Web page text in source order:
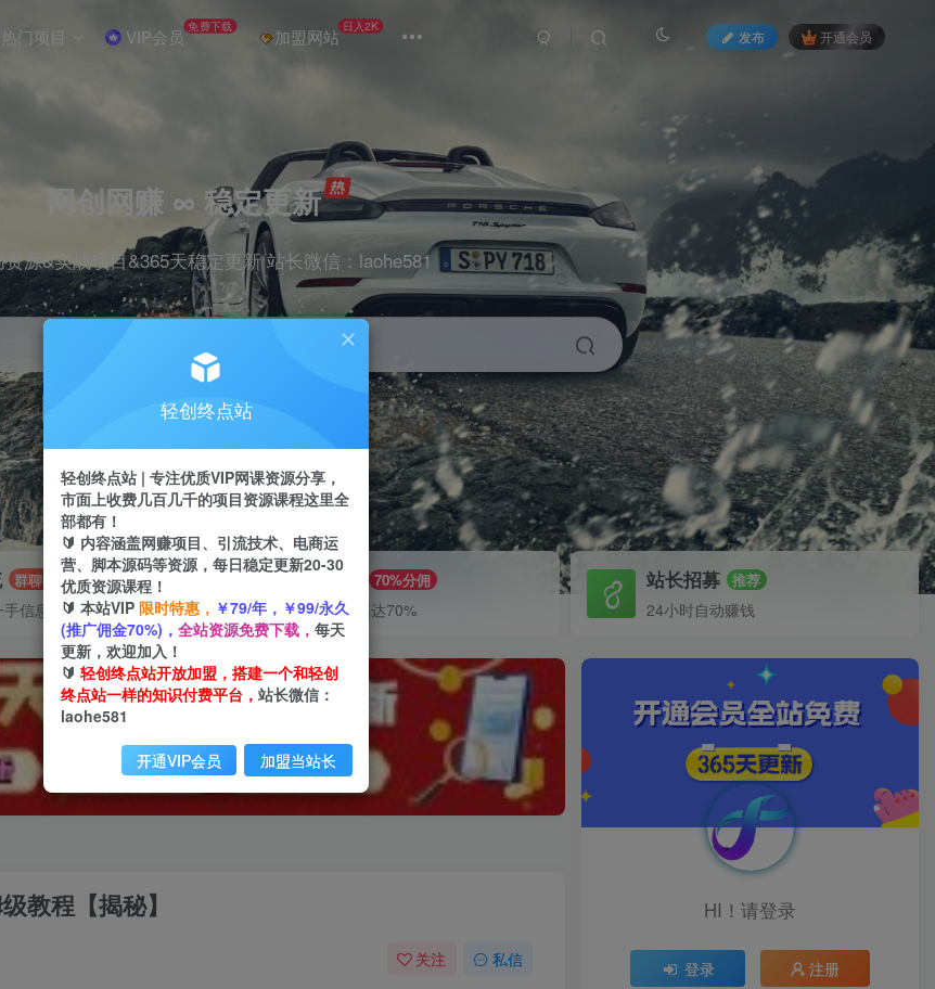
门项目 VIP会员 免费下载 加盟网站 日入2K
发布 开通会员
网创网赚 ∞ 稳定更新
源&实战项目&365天稳定更新 站长微信：laohe581
剪辑 引流 带货
群聊
信息差
推广赚钱 70%分佣
推广返佣高达70%
站长招募 推荐
24小时自动赚钱
教程【揭秘】
关注 私信
HI！请登录
登录 注册
轻创终点站
轻创终点站 | 专注优质VIP网课资源分享，
市面上收费几百几千的项目资源课程这里全
部都有！
🔰 内容涵盖网赚项目、引流技术、电商运
营、脚本源码等资源，每日稳定更新20-30
优质资源课程！
🔰 本站VIP 限时特惠， ￥79/年，￥99/永久
(推广佣金70%)， 全站资源免费下载， 每天
更新，欢迎加入！
🔰 轻创终点站开放加盟，搭建一个和轻创
终点站一样的知识付费平台， 站长微信：
laohe581
开通VIP会员 加盟当站长